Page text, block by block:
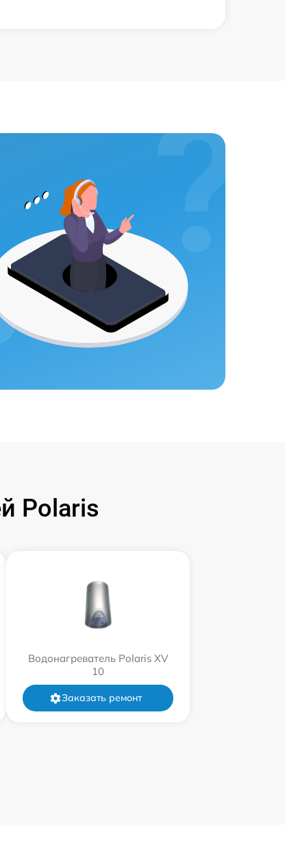
Polaris
Водонагреватель Polaris XV
10
Заказать ремонт